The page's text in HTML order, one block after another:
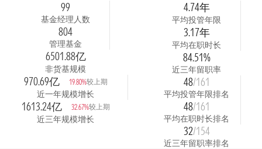
99
基金经理人数
804
管理基金
6501.88亿
非货基规模
970.69亿 19.80%较上期
近一年规模增长
1613.24亿 32.67%较上期
近三年规模增长
4.74年
平均投管年限
3.17年
平均在职时长
84.51%
近三年留职率
48/161
平均投管年限排名
48/161
平均在职时长排名
32/154
近三年留职率排名